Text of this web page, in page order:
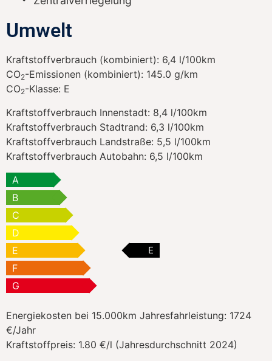
Umwelt
Kraftstoffverbrauch (kombiniert): 6,4 l/100km
CO2-Emissionen (kombiniert): 145.0 g/km
CO2-Klasse: E
Kraftstoffverbrauch Innenstadt: 8,4 l/100km
Kraftstoffverbrauch Stadtrand: 6,3 l/100km
Kraftstoffverbrauch Landstraße: 5,5 l/100km
Kraftstoffverbrauch Autobahn: 6,5 l/100km
A
B
C
D
E
E
F
G
Energiekosten bei 15.000km Jahresfahrleistung: 1724
€/Jahr
Kraftstoffpreis: 1.80 €/l (Jahresdurchschnitt 2024)